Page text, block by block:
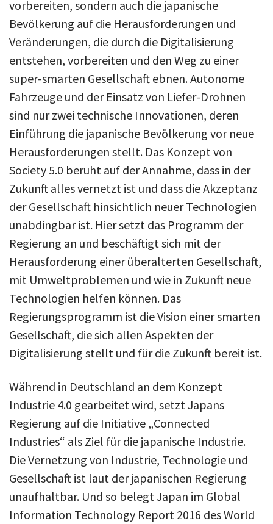
vorbereiten, sondern auch die japanische
Bevölkerung auf die Herausforderungen und
Veränderungen, die durch die Digitalisierung
entstehen, vorbereiten und den Weg zu einer
super-smarten Gesellschaft ebnen. Autonome
Fahrzeuge und der Einsatz von Liefer-Drohnen
sind nur zwei technische Innovationen, deren
Einführung die japanische Bevölkerung vor neue
Herausforderungen stellt. Das Konzept von
Society 5.0 beruht auf der Annahme, dass in der
Zukunft alles vernetzt ist und dass die Akzeptanz
der Gesellschaft hinsichtlich neuer Technologien
unabdingbar ist. Hier setzt das Programm der
Regierung an und beschäftigt sich mit der
Herausforderung einer überalterten Gesellschaft,
mit Umweltproblemen und wie in Zukunft neue
Technologien helfen können. Das
Regierungsprogramm ist die Vision einer smarten
Gesellschaft, die sich allen Aspekten der
Digitalisierung stellt und für die Zukunft bereit ist.
Während in Deutschland an dem Konzept
Industrie 4.0 gearbeitet wird, setzt Japans
Regierung auf die Initiative „Connected
Industries“ als Ziel für die japanische Industrie.
Die Vernetzung von Industrie, Technologie und
Gesellschaft ist laut der japanischen Regierung
unaufhaltbar. Und so belegt Japan im Global
Information Technology Report 2016 des World